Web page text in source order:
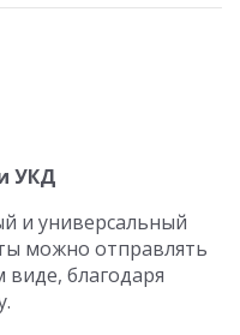
УКД
и универсальный
можно отправлять
благодаря